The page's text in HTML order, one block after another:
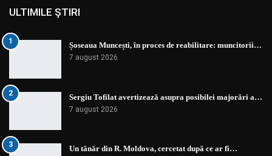
ULTIMILE ȘTIRI
1 Șoseaua Muncești, în proces de reabilitare: muncitorii…
7 august 2026
2 Sergiu Tofilat avertizează asupra posibilei majorări a…
7 august 2026
3 Un tânăr din R. Moldova, cercetat după ce ar fi…